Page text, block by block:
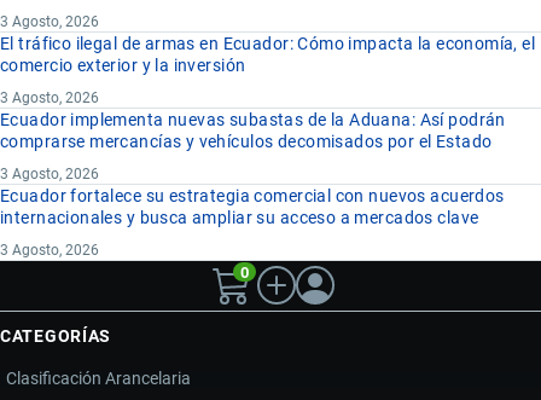
3 Agosto, 2026
El tráfico ilegal de armas en Ecuador: Cómo impacta la economía, el
comercio exterior y la inversión
3 Agosto, 2026
Ecuador implementa nuevas subastas de la Aduana: Así podrán
comprarse mercancías y vehículos decomisados por el Estado
3 Agosto, 2026
Ecuador fortalece su estrategia comercial con nuevos acuerdos
internacionales y busca ampliar su acceso a mercados clave
3 Agosto, 2026
0
CATEGORÍAS
Clasificación Arancelaria